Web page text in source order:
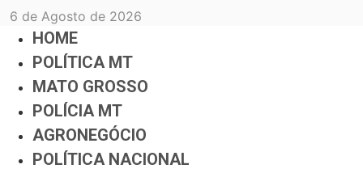
6 de Agosto de 2026
HOME
POLÍTICA MT
MATO GROSSO
POLÍCIA MT
AGRONEGÓCIO
POLÍTICA NACIONAL